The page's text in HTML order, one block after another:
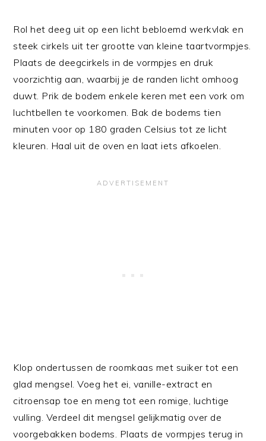
Rol het deeg uit op een licht bebloemd werkvlak en
steek cirkels uit ter grootte van kleine taartvormpjes.
Plaats de deegcirkels in de vormpjes en druk
voorzichtig aan, waarbij je de randen licht omhoog
duwt. Prik de bodem enkele keren met een vork om
luchtbellen te voorkomen. Bak de bodems tien
minuten voor op 180 graden Celsius tot ze licht
kleuren. Haal uit de oven en laat iets afkoelen.
Klop ondertussen de roomkaas met suiker tot een
glad mengsel. Voeg het ei, vanille-extract en
citroensap toe en meng tot een romige, luchtige
vulling. Verdeel dit mengsel gelijkmatig over de
voorgebakken bodems. Plaats de vormpjes terug in